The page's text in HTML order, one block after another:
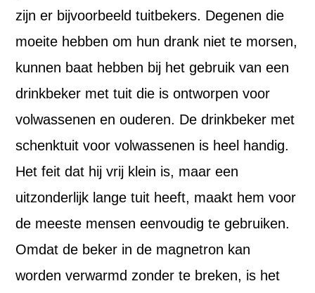
zijn er bijvoorbeeld tuitbekers. Degenen die
moeite hebben om hun drank niet te morsen,
kunnen baat hebben bij het gebruik van een
drinkbeker met tuit die is ontworpen voor
volwassenen en ouderen. De drinkbeker met
schenktuit voor volwassenen is heel handig.
Het feit dat hij vrij klein is, maar een
uitzonderlijk lange tuit heeft, maakt hem voor
de meeste mensen eenvoudig te gebruiken.
Omdat de beker in de magnetron kan
worden verwarmd zonder te breken, is het